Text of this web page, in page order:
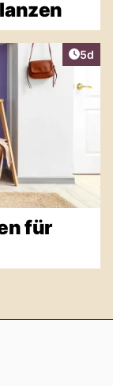
5d
für